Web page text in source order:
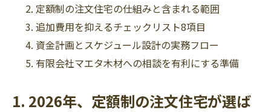
定額制の注文住宅の仕組みと含まれる範囲
追加費用を抑えるチェックリスト8項目
資金計画とスケジュール設計の実務フロー
有限会社マエタ木材への相談を有利にする準備
1. 2026年、定額制の注文住宅が選ば